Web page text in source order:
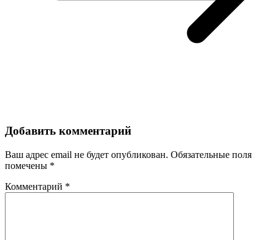
Добавить комментарий
Ваш адрес email не будет опубликован. Обязательные поля
помечены *
Комментарий *